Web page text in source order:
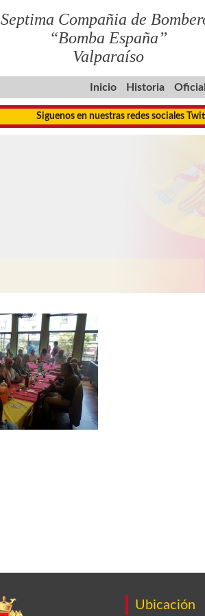
Septima Compañia de
“Bomba España”
Valparaíso
Inicio Historia
Siguenos en nuestras redes sociales
Ubicación